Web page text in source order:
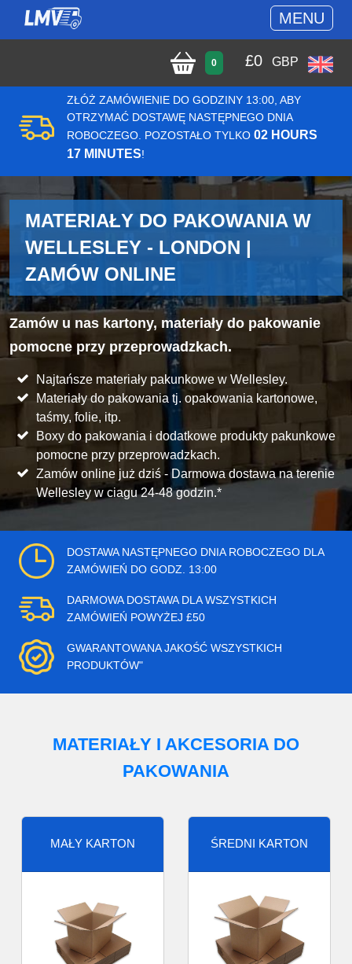
MENU
0 £0 GBP
ZŁÓŻ ZAMÓWIENIE DO GODZINY 13:00, ABY
OTRZYMAĆ DOSTAWĘ NASTĘPNEGO DNIA
ROBOCZEGO. POZOSTAŁO TYLKO 02 HOURS
17 MINUTES!
MATERIAŁY DO PAKOWANIA W
WELLESLEY - LONDON |
ZAMÓW ONLINE
Zamów u nas kartony, materiały do pakowanie
pomocne przy przeprowadzkach.
Najtańsze materiały pakunkowe w Wellesley.
Materiały do pakowania tj. opakowania kartonowe,
taśmy, folie, itp.
Boxy do pakowania i dodatkowe produkty pakunkowe
pomocne przy przeprowadzkach.
Zamów online już dziś - Darmowa dostawa na terenie
Wellesley w ciagu 24-48 godzin.*
DOSTAWA NASTĘPNEGO DNIA ROBOCZEGO DLA
ZAMÓWIEŃ DO GODZ. 13:00
DARMOWA DOSTAWA DLA WSZYSTKICH
ZAMÓWIEŃ POWYŻEJ £50
GWARANTOWANA JAKOŚĆ WSZYSTKICH
PRODUKTÓW"
MATERIAŁY I AKCESORIA DO
PAKOWANIA
MAŁY KARTON ŚREDNI KARTON